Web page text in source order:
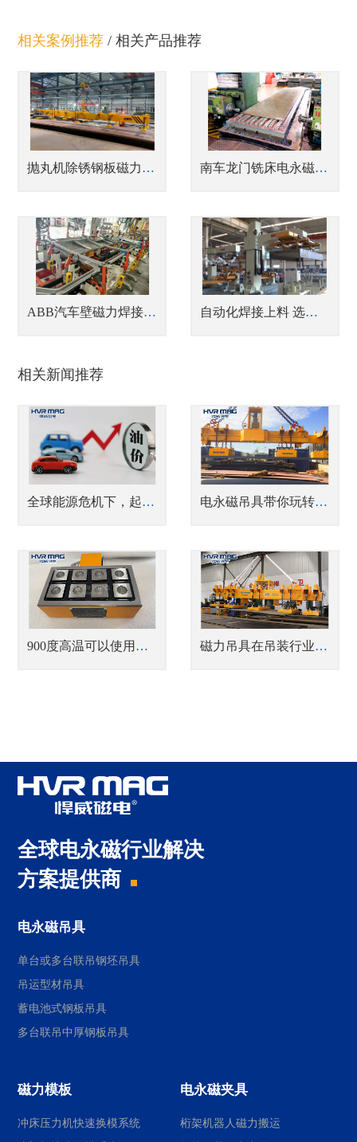
相关案例推荐 /相关产品推荐
抛丸机除锈钢板磁力吊装 南车龙门铣床电永磁吸盘
ABB汽车壁磁力焊接工装夹具案例 自动化焊接上料 选机械臂磁力夹具
相关新闻推荐
全球能源危机下，起重电永磁铁或成机械制造企业“香饽饽” 电永磁吊具带你玩转物流园的钢板装卸车
900度高温可以使用电永磁铁吗？ 磁力吊具在吊装行业中脱颖而出
全球电永磁行业解决
方案提供商
电永磁吊具
单台或多台联吊钢坯吊具
吊运型材吊具
蓄电池式钢板吊具
多台联吊中厚钢板吊具
磁力模板
冲床压力机快速换模系统
电永磁夹具
桁架机器人磁力搬运